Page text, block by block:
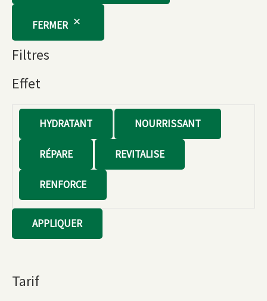
FERMER
Filtres
Effet
f
t
HYDRATANT NOURRISSANT
RÉPARE REVITALISE
RENFORCE
APPLIQUER
Tarif